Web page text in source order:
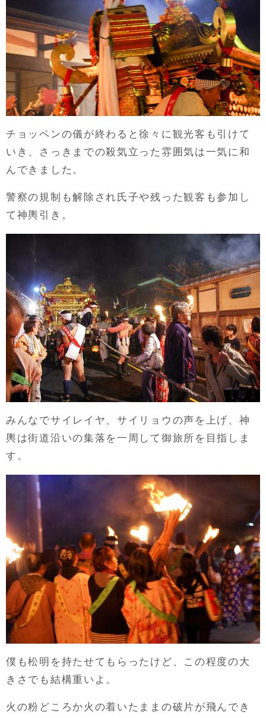
チョッペンの儀が終わると徐々に観光客も引けて
いき、さっきまでの殺気立った雰囲気は一気に和
んできました。
警察の規制も解除され氏子や残った観客も参加し
て神輿引き。
みんなでサイレイヤ、サイリョウの声を上げ、神
輿は街道沿いの集落を一周して御旅所を目指しま
す。
僕も松明を持たせてもらったけど、この程度の大
きさでも結構重いよ。
火の粉どころか火の着いたままの破片が飛んでき